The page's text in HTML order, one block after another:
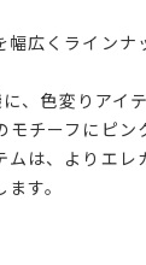
幅広くラインナ
、色変りアイ
モチーフにピン
ムは、よりエレ
す。